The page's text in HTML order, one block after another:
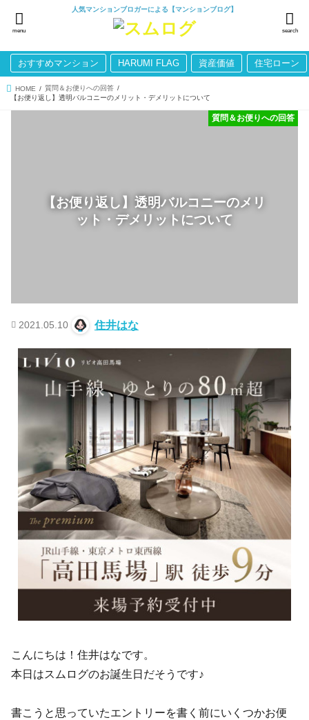
人気マンションブロガーによる【マンションブログ】
search
menu
おすすめマンション HARUMI FLAG 資産価値 住宅ローン
HOME
質問＆お便りへの回答
【お便り返し】透明バルコニーのメリット・デメリットについて
【お便り返し】透明バルコニーのメリ
ット・デメリットについて
質問＆お便りへの回答
2021.05.10 住井はな
こんにちは！住井はなです。
本日はスムログのお誕生日だそうです♪
書こうと思っていたエントリーを書く前にいくつかお便